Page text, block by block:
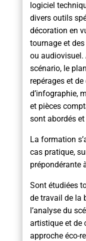
logiciel
divers outils
décoration en
tournage et
ou audiovisuel.
scénario, le
repérages et
d’infographie,
et pièces
sont abordés
La formation
cas pratique,
prépondérante
Sont étudiées
de travail de la
l’analyse du
artistique et de
approche éco-